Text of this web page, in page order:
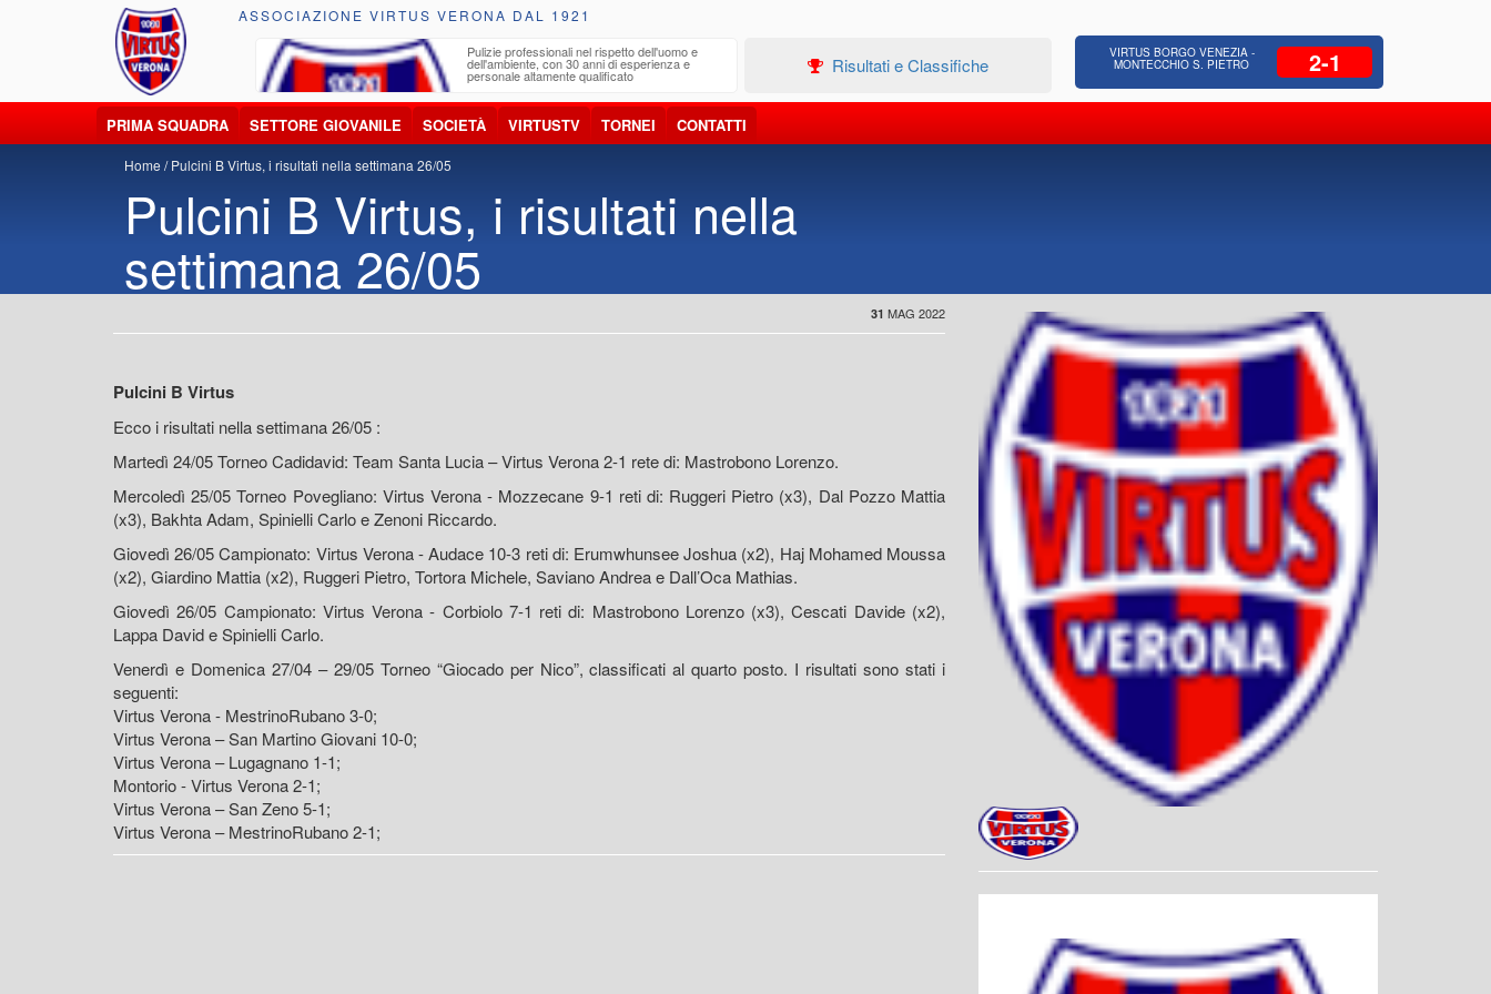
ASSOCIAZIONE VIRTUS VERONA DAL 1921
trasporto, smaltimento e recupero di Pulizie professionali nel rispetto dell'uomo e
dell'ambiente, con 30 anni di esperienza e
personale altamente qualificato
Edilizia Residenziale, Opere pubbliche,
Progettazione Strade, Opere idrauliche, Bonifica
Risultati e Classifiche
VIRTUS BORGO VENEZIA -
MONTECCHIO S. PIETRO 2-1
PRIMA SQUADRA SETTORE GIOVANILE SOCIETÀ VIRTUSTV TORNEI CONTATTI
Home Pulcini B Virtus, i risultati nella settimana 26/05
Pulcini B Virtus, i risultati nella
settimana 26/05
31 MAG 2022
Pulcini B Virtus
Ecco i risultati nella settimana 26/05 :
Martedì 24/05 Torneo Cadidavid: Team Santa Lucia – Virtus Verona 2-1 rete di: Mastrobono Lorenzo.
Mercoledì 25/05 Torneo Povegliano: Virtus Verona - Mozzecane 9-1 reti di: Ruggeri Pietro (x3), Dal Pozzo Mattia
(x3), Bakhta Adam, Spinielli Carlo e Zenoni Riccardo.
Giovedì 26/05 Campionato: Virtus Verona - Audace 10-3 reti di: Erumwhunsee Joshua (x2), Haj Mohamed Moussa
(x2), Giardino Mattia (x2), Ruggeri Pietro, Tortora Michele, Saviano Andrea e Dall’Oca Mathias.
Giovedì 26/05 Campionato: Virtus Verona - Corbiolo 7-1 reti di: Mastrobono Lorenzo (x3), Cescati Davide (x2),
Lappa David e Spinielli Carlo.
Venerdì e Domenica 27/04 – 29/05 Torneo “Giocado per Nico”, classificati al quarto posto. I risultati sono stati i
seguenti:
Virtus Verona - MestrinoRubano 3-0;
Virtus Verona – San Martino Giovani 10-0;
Virtus Verona – Lugagnano 1-1;
Montorio - Virtus Verona 2-1;
Virtus Verona – San Zeno 5-1;
Virtus Verona – MestrinoRubano 2-1;